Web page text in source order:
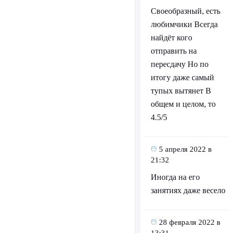
Своеобразный, есть
любимчики Всегда
найдёт кого
отправить на
пересдачу Но по
итогу даже самый
тупых вытянет В
общем и целом, то
4.5/5
5 апреля 2022 в
21:32
Иногда на его
занятиях даже весело
28 февраля 2022 в